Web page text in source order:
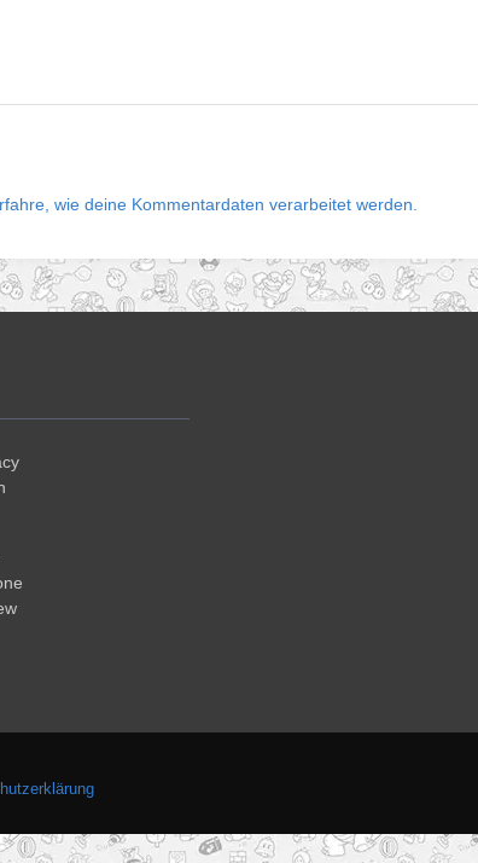
wie deine Kommentardaten verarbeitet werden.